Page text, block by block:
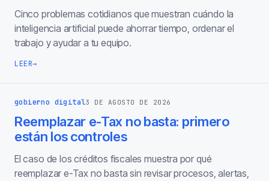
Cinco problemas cotidianos que muestran cuándo la
inteligencia artificial puede ahorrar tiempo, ordenar el
trabajo y ayudar a tu equipo.
LEER→
gobierno digital3 DE AGOSTO DE 2026
Reemplazar e-Tax no basta: primero
están los controles
El caso de los créditos fiscales muestra por qué
reemplazar e-Tax no basta sin revisar procesos, alertas,